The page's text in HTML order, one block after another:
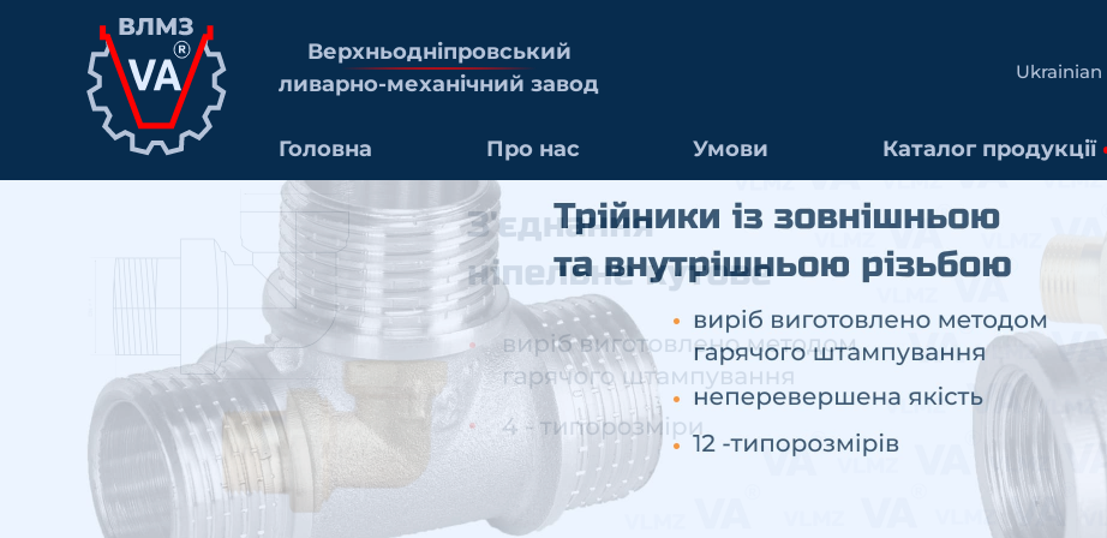
Верхньоднiпровський
ливарно-механiчний завод
Ukrainian
Головна Про нас Умови Каталог продукції